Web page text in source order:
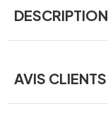
DESCRIPTION
AVIS CLIENTS